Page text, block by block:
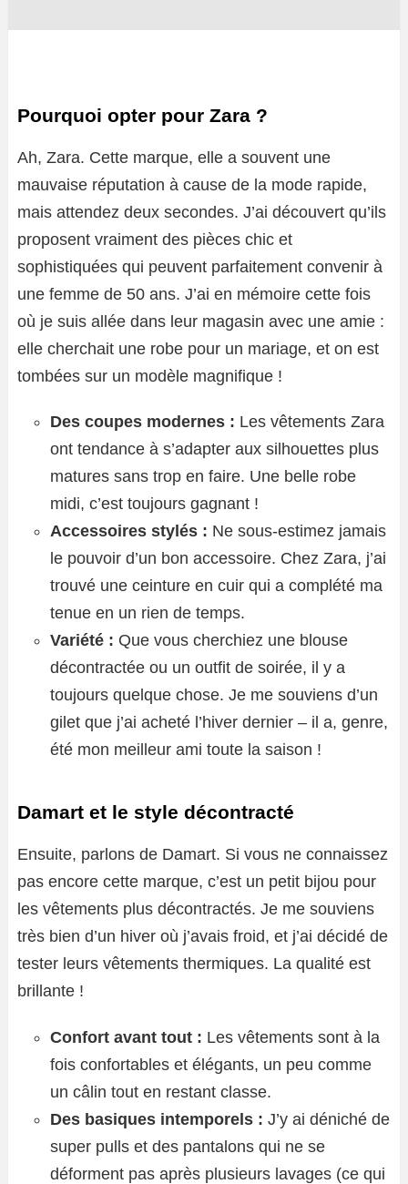
Pourquoi opter pour Zara ?
Ah, Zara. Cette marque, elle a souvent une
mauvaise réputation à cause de la mode rapide,
mais attendez deux secondes. J’ai découvert qu’ils
proposent vraiment des pièces chic et
sophistiquées qui peuvent parfaitement convenir à
une femme de 50 ans. J’ai en mémoire cette fois
où je suis allée dans leur magasin avec une amie :
elle cherchait une robe pour un mariage, et on est
tombées sur un modèle magnifique !
Des coupes modernes : Les vêtements Zara
ont tendance à s’adapter aux silhouettes plus
matures sans trop en faire. Une belle robe
midi, c’est toujours gagnant !
Accessoires stylés : Ne sous-estimez jamais
le pouvoir d’un bon accessoire. Chez Zara, j’ai
trouvé une ceinture en cuir qui a complété ma
tenue en un rien de temps.
Variété : Que vous cherchiez une blouse
décontractée ou un outfit de soirée, il y a
toujours quelque chose. Je me souviens d’un
gilet que j’ai acheté l’hiver dernier – il a, genre,
été mon meilleur ami toute la saison !
Damart et le style décontracté
Ensuite, parlons de Damart. Si vous ne connaissez
pas encore cette marque, c’est un petit bijou pour
les vêtements plus décontractés. Je me souviens
très bien d’un hiver où j’avais froid, et j’ai décidé de
tester leurs vêtements thermiques. La qualité est
brillante !
Confort avant tout : Les vêtements sont à la
fois confortables et élégants, un peu comme
un câlin tout en restant classe.
Des basiques intemporels : J’y ai déniché de
super pulls et des pantalons qui ne se
déforment pas après plusieurs lavages (ce qui